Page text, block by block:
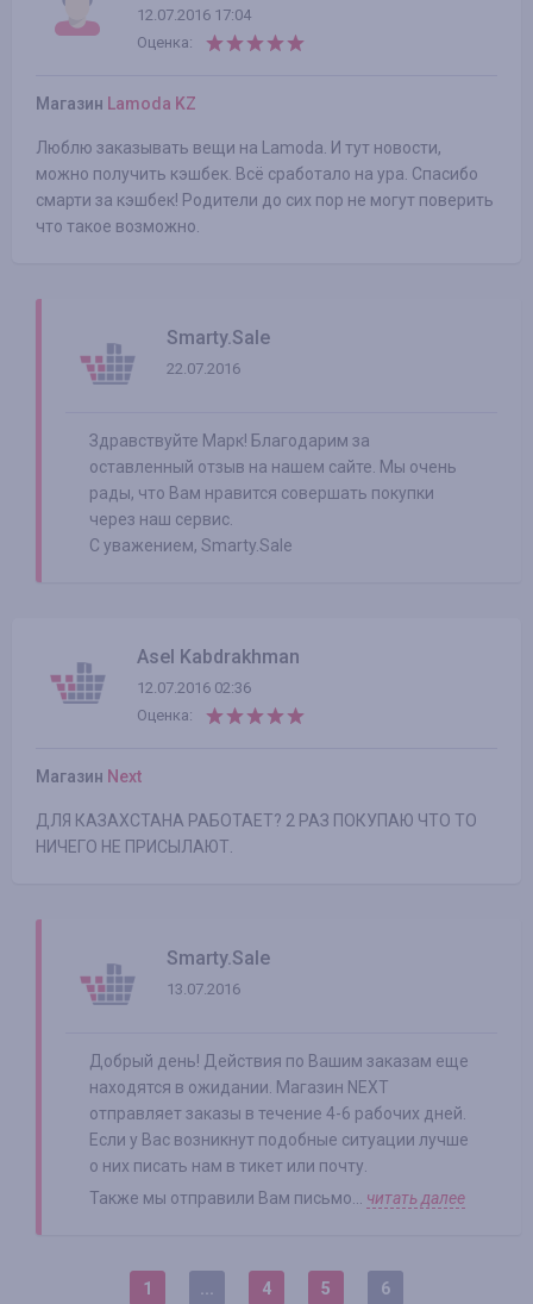
12.07.2016 17:04
Оценка:
Магазин Lamoda KZ
Люблю заказывать вещи на Lamoda. И тут новости,
можно получить кэшбек. Всё сработало на ура. Спасибо
смарти за кэшбек! Родители до сих пор не могут поверить
что такое возможно.
Smarty.Sale
22.07.2016
Здравствуйте Марк! Благодарим за
оставленный отзыв на нашем сайте. Мы очень
рады, что Вам нравится совершать покупки
через наш сервис.
С уважением, Smarty.Sale
Asel Kabdrakhman
12.07.2016 02:36
Оценка:
Магазин Next
ДЛЯ КАЗАХСТАНА РАБОТАЕТ? 2 РАЗ ПОКУПАЮ ЧТО ТО
НИЧЕГО НЕ ПРИСЫЛАЮТ.
Smarty.Sale
13.07.2016
Добрый день! Действия по Вашим заказам еще
находятся в ожидании. Магазин NEXT
отправляет заказы в течение 4-6 рабочих дней.
Если у Вас возникнут подобные ситуации лучше
о них писать нам в тикет или почту.
Также мы отправили Вам письмо... читать далее
1 4 5 6